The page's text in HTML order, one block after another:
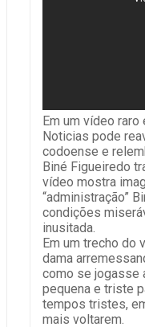
Em um vídeo
Noticias pode
codoense e
Biné Figueiredo
vídeo mostra
“administração”
condições
inusitada.
Em um trecho do
dama
como se jogasse
pequena e triste
tempos tristes,
mais voltarem.